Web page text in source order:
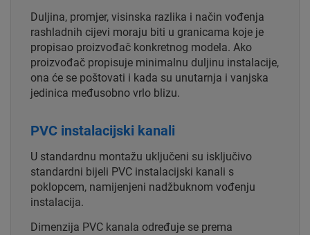
Duljina, promjer, visinska razlika i način vođenja
rashladnih cijevi moraju biti u granicama koje je
propisao proizvođač konkretnog modela. Ako
proizvođač propisuje minimalnu duljinu instalacije,
ona će se poštovati i kada su unutarnja i vanjska
jedinica međusobno vrlo blizu.
PVC instalacijski kanali
U standardnu montažu uključeni su isključivo
standardni bijeli PVC instalacijski kanali s
poklopcem, namijenjeni nadžbuknom vođenju
instalacija.
Dimenzija PVC kanala određuje se prema